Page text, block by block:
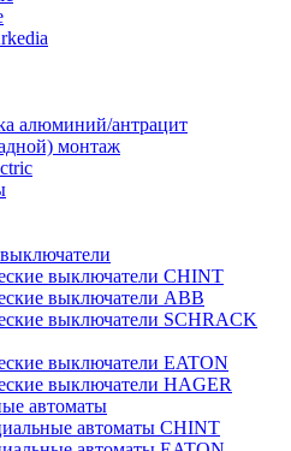
алюминий/антрацит
монтаж
выключатели CHINT
выключатели ABB
выключатели SCHRACK
выключатели EATON
выключатели HAGER
автоматы
автоматы CHINT